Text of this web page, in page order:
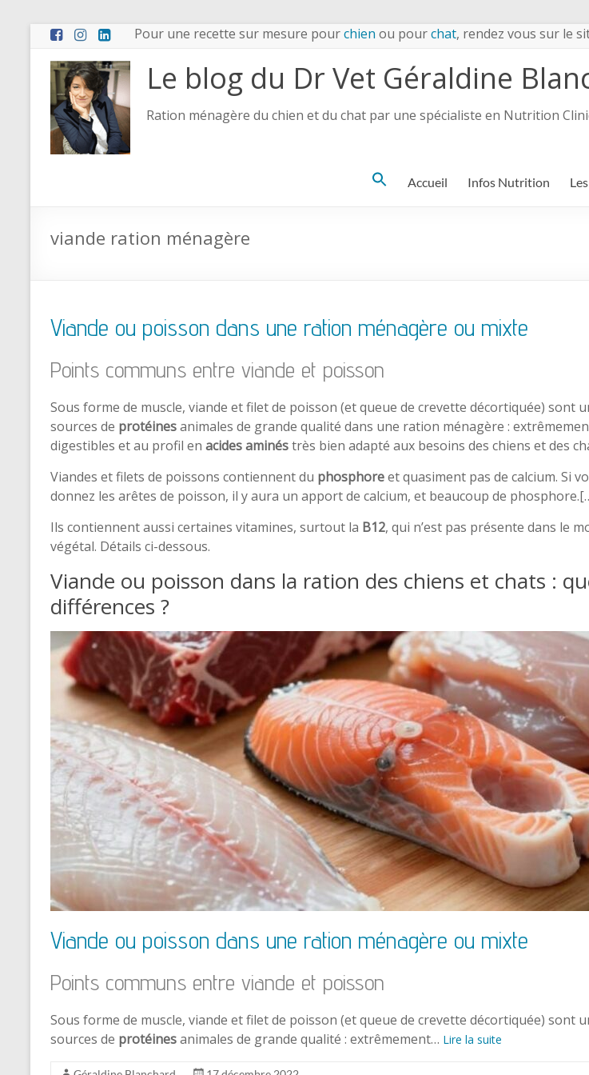
Pour une recette sur mesure pourchien ou pourchat, rendez vous sur le
Le blog du Dr Vet Géraldine
Ration ménagère du chien et du chat par une spécialiste en Nutrition
Search Accueil Infos Nutrition
viande ration ménagère
Viande ou poisson dans une ration ménagère ou mixte
Points communs entre viande et poisson
Sous forme de muscle, viande et filet de poisson (et queue de crevette décortiquée) sont
sources de protéinesanimales de grande qualité dans une ration ménagère :
digestibles et au profil en acides aminéstrès bien adapté aux besoins des chiens et des
Viandes et filets de poissons contiennent du phosphoreet quasiment pas de calcium. Si
donnez les arêtes de poisson, il y aura un apport de calcium, et beaucoup de
Ils contiennent aussi certaines vitamines, surtout la B12, qui n’est pas présente dans le
végétal. Détails ci-dessous.
Viande ou poisson dans la ration des chiens et chats :
différences ?
Viande ou poisson dans une ration ménagère ou mixte
Points communs entre viande et poisson
Sous forme de muscle, viande et filet de poisson (et queue de crevette décortiquée) sont
sources de protéinesanimales de grande qualité : extrêmement… Lire la suite